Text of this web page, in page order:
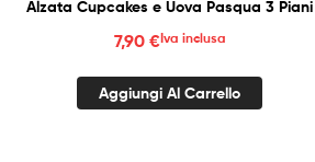
Alzata Cupcakes e Uova Pasqua 3 Piani
7,90 €Iva inclusa
Aggiungi Al Carrello